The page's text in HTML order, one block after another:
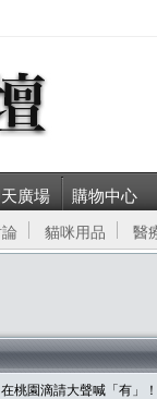
廣場 購物中心
貓咪用品 醫
在桃園滴請大聲喊「有」